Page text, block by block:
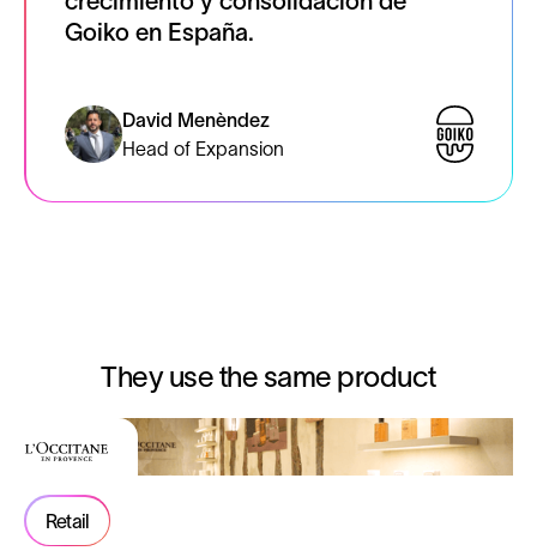
Goiko en España.
David Menèndez
Head of Expansion
They use the same product
Retail